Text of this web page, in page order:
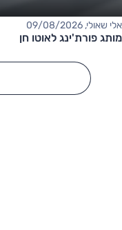
אלי שאולי, 09/08/2026
מותג פורת'ינג לאוטו חן